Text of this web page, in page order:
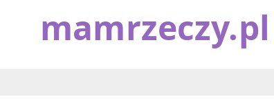
mamrzeczy.pl